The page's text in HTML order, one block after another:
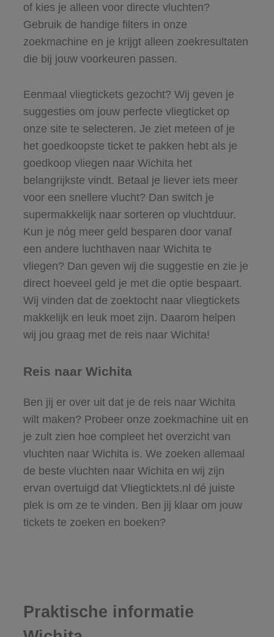
of kies je alleen voor directe vluchten?
Gebruik de handige filters in onze
zoekmachine en je krijgt alleen zoekresultaten
die bij jouw voorkeuren passen.
Eenmaal vliegtickets gezocht? Wij geven je
suggesties om jouw perfecte vliegticket op
onze site te selecteren. Je ziet meteen of je
het goedkoopste ticket te pakken hebt als je
goedkoop vliegen naar Wichita het
belangrijkste vindt. Betaal je liever iets meer
voor een snellere vlucht? Dan switch je
supermakkelijk naar sorteren op vluchtduur.
Kun je nóg meer geld besparen door vanaf
een andere luchthaven naar Wichita te
vliegen? Dan geven wij die suggestie en zie je
direct hoeveel geld je met die optie bespaart.
Wij vinden dat de zoektocht naar vliegtickets
makkelijk en leuk moet zijn. Daarom helpen
wij jou graag met de reis naar Wichita!
Reis naar Wichita
Ben jij er over uit dat je de reis naar Wichita
wilt maken? Probeer onze zoekmachine uit en
je zult zien hoe compleet het overzicht van
vluchten naar Wichita is. We zoeken allemaal
de beste vluchten naar Wichita en wij zijn
ervan overtuigd dat Vliegticktets.nl dé juiste
plek is om ze te vinden. Ben jij klaar om jouw
tickets te zoeken en boeken?
Praktische informatie